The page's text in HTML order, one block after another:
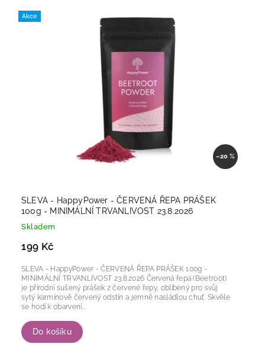
Akce
–20 %
SLEVA - HappyPower - ČERVENÁ ŘEPA PRÁŠEK
100g - MINIMÁLNÍ TRVANLIVOST 23.8.2026
Skladem
199 Kč
Do košíku
SLEVA - HappyPower - ČERVENÁ ŘEPA PRÁŠEK 100g -
MINIMÁLNÍ TRVANLIVOST 23.8.2026 Červená řepa (Beetroot)
je přírodní sušený prášek z červené řepy, oblíbený pro svůj
sytý karmínově červený odstín a jemně nasládlou chuť. Skvěle
se hodí k obarvení...